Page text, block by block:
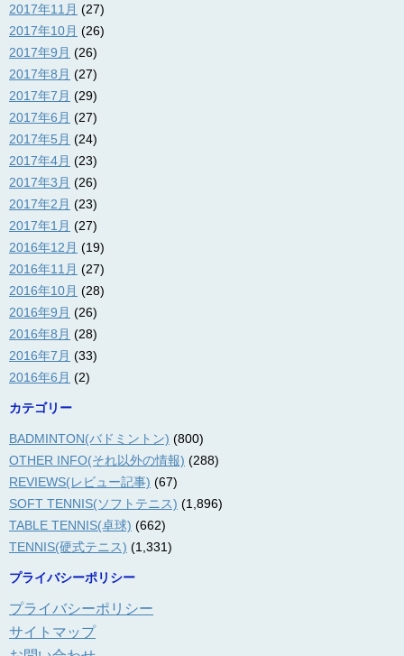
2017年11月 (27)
2017年10月 (26)
2017年9月 (26)
2017年8月 (27)
2017年7月 (29)
2017年6月 (27)
2017年5月 (24)
2017年4月 (23)
2017年3月 (26)
2017年2月 (23)
2017年1月 (27)
2016年12月 (19)
2016年11月 (27)
2016年10月 (28)
2016年9月 (26)
2016年8月 (28)
2016年7月 (33)
2016年6月 (2)
カテゴリー
BADMINTON(バドミントン) (800)
OTHER INFO(それ以外の情報) (288)
REVIEWS(レビュー記事) (67)
SOFT TENNIS(ソフトテニス) (1,896)
TABLE TENNIS(卓球) (662)
TENNIS(硬式テニス) (1,331)
プライバシーポリシー
プライバシーポリシー
サイトマップ